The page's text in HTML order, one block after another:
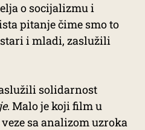
o socijalizmu i
pitanje čime smo to
i mladi, zaslužili
solidarnost
. Malo je koji film u
sa analizom uzroka